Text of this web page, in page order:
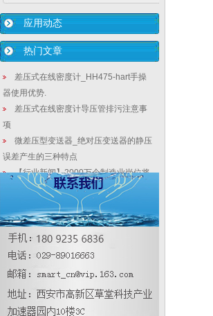
应用动态
热门文章
差压式在线密度计_HH475-hart手操
器使用优势.
差压式在线密度计导压管排污注意事
项
微差压型变送器_绝对压变送器的静压
误差产生的三种特点
【行业新闻】2000万个制造业岗位将
被取代，仪表工人去哪里？
化工行业压力变送器的选型要求和使
用说明
压力变送器只有正确安装和防护才可
确保测量效果
插入筒式微差压液位计_热控罐体差压
高温高压压力差压变送器